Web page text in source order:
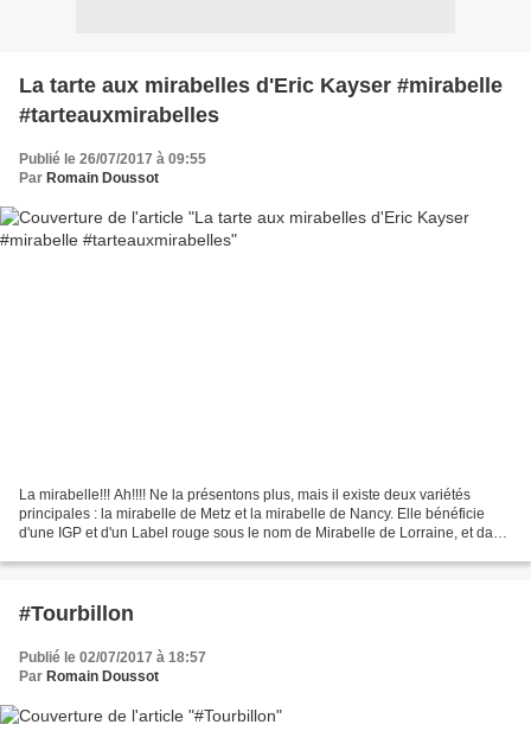
La tarte aux mirabelles d'Eric Kayser #mirabelle
#tarteauxmirabelles
Publié le 26/07/2017 à 09:55
Par Romain Doussot
La mirabelle!!! Ah!!!! Ne la présentons plus, mais il existe deux variétés
principales : la mirabelle de Metz et la mirabelle de Nancy. Elle bénéficie
d'une IGP et d'un Label rouge sous le nom de Mirabelle de Lorraine, et dans
#Tourbillon
Publié le 02/07/2017 à 18:57
Par Romain Doussot